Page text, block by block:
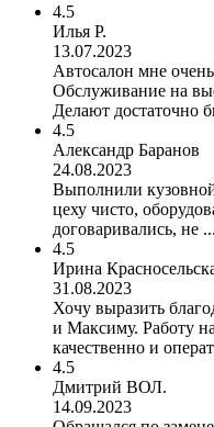
4.5
Илья Р.
13.07.2023
Автосалон мне
Обслуживание на
Делают достаточно
4.5
Александр Баранов
24.08.2023
Выполнили
цеху чисто,
договаривались, не ...
4.5
Ирина
31.08.2023
Хочу выразить
и Максиму. Работу
качественно и
4.5
Дмитрий ВОЛ.
14.09.2023